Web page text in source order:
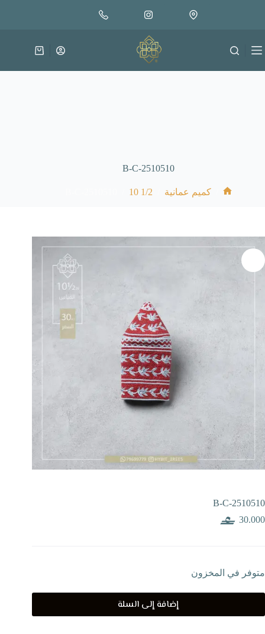
متوفر في المخزون
إضافة إلى السلة
عربة
B-C-2510510
كميم عمانية 1/2 10
B-C-2510510
30.000
متوفر في المخزون
إضافة إلى السلة